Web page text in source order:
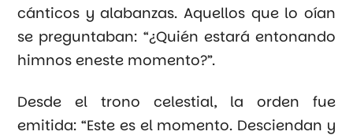
cánticos y alabanzas. Aquellos que lo oían
se preguntaban: “¿Quién estará entonando
himnos eneste momento?”.
Desde el trono celestial, la orden fue
emitida: “Este es el momento. Desciendan y